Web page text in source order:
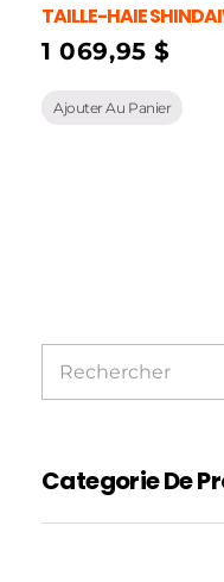
TAILLE-HAIE
1 069,95$
Ajouter Au Panier
Categorie De